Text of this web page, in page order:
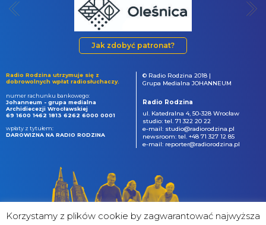
Jak zdobyć patronat?
Radio Rodzina utrzymuje się z
dobrowolnych wpłat radiosłuchaczy.
numer rachunku bankowego:
Johanneum - grupa medialna
Archidiecezji Wrocławskiej
69 1600 1462 1813 6262 6000 0001
wpłaty z tytułem:
DAROWIZNA NA RADIO RODZINA
© Radio Rodzina 2018 |
Grupa Medialna JOHANNEUM
Radio Rodzina
ul. Katedralna 4, 50-328 Wrocław
studio: tel. 71 322 20 22
e-mail: studio@radiorodzina.pl
newsroom: tel. +48 71 327 12 85
e-mail: reporter@radiorodzina.pl
Korzystamy z plików cookie by zagwarantować najwyższa